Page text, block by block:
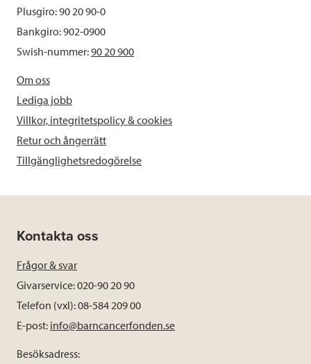
Plusgiro: 90 20 90-0
Bankgiro: 902-0900
Swish-nummer:90 20 900
Om oss
Lediga jobb
Villkor, integritetspolicy & cookies
Retur och ångerrätt
Tillgänglighetsredogörelse
Kontakta oss
Frågor & svar
Givarservice: 020-90 20 90
Telefon (vxl): 08-584 209 00
E-post: info@barncancerfonden.se
Besöksadress: